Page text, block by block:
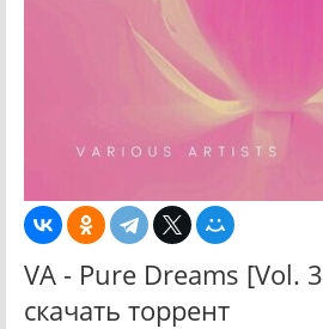
VA - Pure Dreams [Vol.
скачать торрент